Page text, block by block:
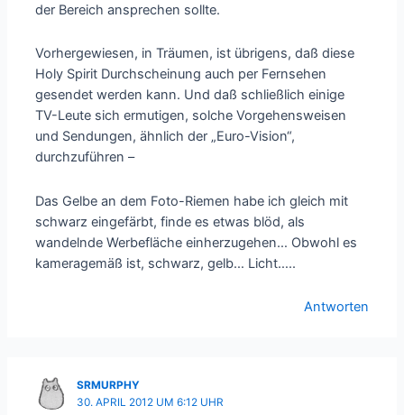
der Bereich ansprechen sollte.
Vorhergewiesen, in Träumen, ist übrigens, daß diese
Holy Spirit Durchscheinung auch per Fernsehen
gesendet werden kann. Und daß schließlich einige
TV-Leute sich ermutigen, solche Vorgehensweisen
und Sendungen, ähnlich der „Euro-Vision“,
durchzuführen –
Das Gelbe an dem Foto-Riemen habe ich gleich mit
schwarz eingefärbt, finde es etwas blöd, als
wandelnde Werbefläche einherzugehen… Obwohl es
kameragemäß ist, schwarz, gelb… Licht…..
Antworten
SRMURPHY
30. APRIL 2012 UM 6:12 UHR